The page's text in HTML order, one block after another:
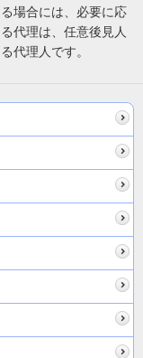
場合には、必要に応
代理は、任意後見人
代理人です。